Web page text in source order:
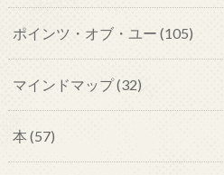
ポインツ・オブ・ユー (105)
マインドマップ(32)
本 (57)